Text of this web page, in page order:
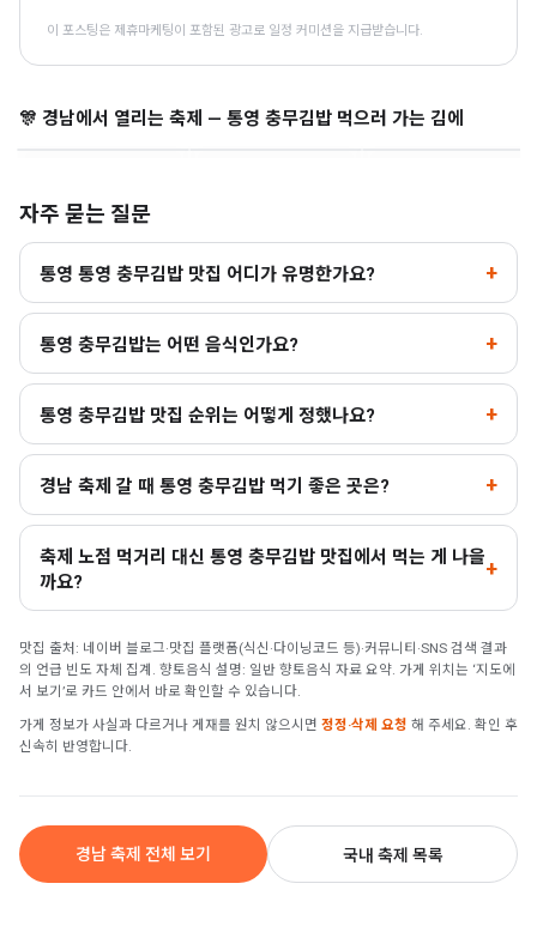
이 포스팅은 제휴마케팅이 포함된 광고로 일정 커미션을 지급받습니다.
🎊 경남에서 열리는 축제 — 통영 충무김밥 먹으러 가는 김에
통영한산대첩축제
통영 · 8.12~8.16
밀양 수퍼 페스티벌
밀양 · 8.7~8.9
전어축제
사천 · 8.20~8.23
자주 묻는 질문
통영 통영 충무김밥 맛집 어디가 유명한가요?
통영 충무김밥는 어떤 음식인가요?
통영 충무김밥 맛집 순위는 어떻게 정했나요?
경남 축제 갈 때 통영 충무김밥 먹기 좋은 곳은?
축제 노점 먹거리 대신 통영 충무김밥 맛집에서 먹는 게 나을
까요?
맛집 출처: 네이버 블로그·맛집 플랫폼(식신·다이닝코드 등)·커뮤니티·SNS 검색 결과
의 언급 빈도 자체 집계. 향토음식 설명: 일반 향토음식 자료 요약. 가게 위치는 ‘지도에
서 보기’로 카드 안에서 바로 확인할 수 있습니다.
가게 정보가 사실과 다르거나 게재를 원치 않으시면 정정·삭제 요청 해 주세요. 확인 후
신속히 반영합니다.
경남 축제 전체 보기 국내 축제 목록